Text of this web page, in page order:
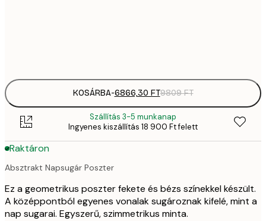
KOSÁRBA-6866,30 FT9809 FT
Szállítás 3-5 munkanap
Ingyenes kiszállítás 18 900 Ft felett
Raktáron
Absztrakt Napsugár Poszter
Ez a geometrikus poszter fekete és bézs színekkel készült.
A középpontból egyenes vonalak sugároznak kifelé, mint a
nap sugarai. Egyszerű, szimmetrikus minta.